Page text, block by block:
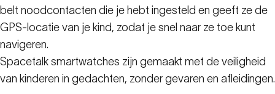
belt noodcontacten die je hebt ingesteld en geeft ze de
GPS-locatie van je kind, zodat je snel naar ze toe kunt
navigeren.
Spacetalk smartwatches zijn gemaakt met de veiligheid
van kinderen in gedachten, zonder gevaren en afleidingen.